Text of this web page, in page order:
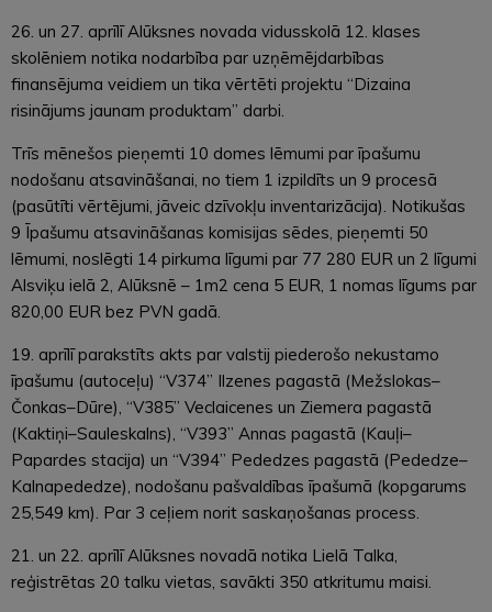
26. un 27. aprīlī Alūksnes novada vidusskolā 12. klases
skolēniem notika nodarbība par uzņēmējdarbības
finansējuma veidiem un tika vērtēti projektu “Dizaina
risinājums jaunam produktam” darbi.
Trīs mēnešos pieņemti 10 domes lēmumi par īpašumu
nodošanu atsavināšanai, no tiem 1 izpildīts un 9 procesā
(pasūtīti vērtējumi, jāveic dzīvokļu inventarizācija). Notikušas
9 Īpašumu atsavināšanas komisijas sēdes, pieņemti 50
lēmumi, noslēgti 14 pirkuma līgumi par 77 280 EUR un 2 līgumi
Alsviķu ielā 2, Alūksnē – 1m2 cena 5 EUR, 1 nomas līgums par
820,00 EUR bez PVN gadā.
19. aprīlī parakstīts akts par valstij piederošo nekustamo
īpašumu (autoceļu) “V374” Ilzenes pagastā (Mežslokas–
Čonkas–Dūre), “V385” Veclaicenes un Ziemera pagastā
(Kaktiņi–Sauleskalns), “V393” Annas pagastā (Kauļi–
Papardes stacija) un “V394” Pededzes pagastā (Pededze–
Kalnapededze), nodošanu pašvaldības īpašumā (kopgarums
25,549 km). Par 3 ceļiem norit saskaņošanas process.
21. un 22. aprīlī Alūksnes novadā notika Lielā Talka,
reģistrētas 20 talku vietas, savākti 350 atkritumu maisi.